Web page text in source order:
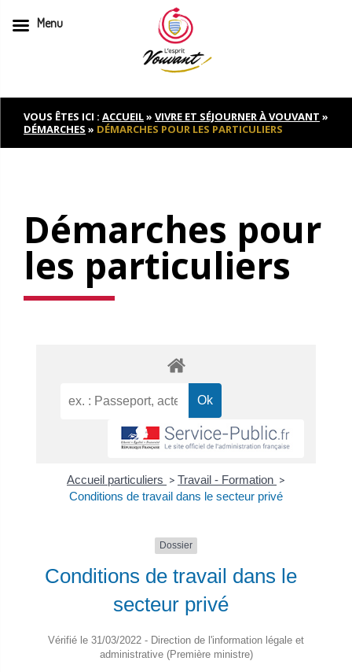
to
contentVOUS ÊTES ICI : ACCUEIL» VIVRE ET SÉJOURNER À VOUVANT »
DÉMARCHES » DÉMARCHES POUR LES PARTICULIERS
Démarches pour
les particuliers
Accueil particuliers > Travail - Formation >
Conditions de travail dans le secteur privé
Dossier
Conditions de travail dans le
secteur privé
Vérifié le 31/03/2022 - Direction de l'information légale et
administrative (Première ministre)
Menu